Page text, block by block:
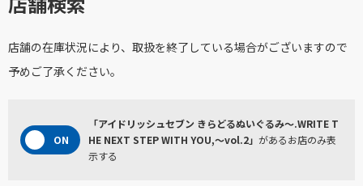
店舗の在庫状況により、取扱を終了している場合がございますので
予めご了承ください。
「アイドリッシュセブン きらどるぬいぐるみ〜.WRITE T
HE NEXT STEP WITH YOU,〜vol.2」 があるお店のみ表
示する